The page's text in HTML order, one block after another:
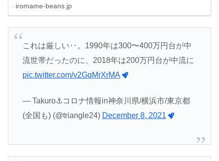
iromame-beans.jp
これは厳しい‥。1990年は300〜400万円台が中
流世帯だったのに、2018年は200万円台が中流に
pic.twitter.com/v2GqMrXrMA
— Takuro⚓️コロナ情報in神奈川県/横浜市/東京都
(全国も) (@triangle24) December 8, 2021